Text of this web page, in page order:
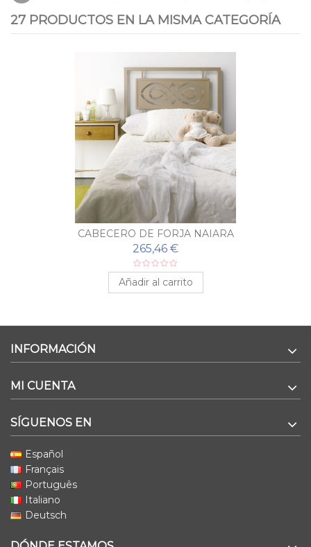
27 PRODUCTOS EN LA MISMA CATEGORÍA
CABECERO DE FORJA NAIARA
265,46 €
Añadir al carrito
INFORMACIÓN
MI CUENTA
SÍGUENOS EN
Español
Français
Português
Italiano
Deutsch